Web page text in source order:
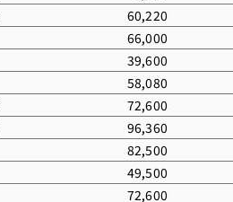
60,220
66,000
39,600
58,080
72,600
96,360
82,500
49,500
72,600